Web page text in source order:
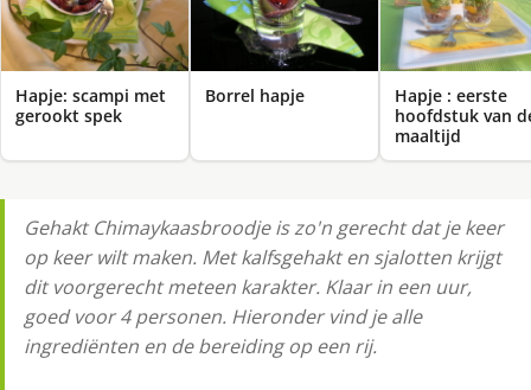
Hapje: scampi met
gerookt spek
Borrel hapje
Hapje : eerste
hoofdstuk van
maaltijd
Gehakt Chimaykaasbroodje is zo'n gerecht dat je keer
op keer wilt maken. Met kalfsgehakt en sjalotten krijgt
dit voorgerecht meteen karakter. Klaar in een uur,
goed voor 4 personen. Hieronder vind je alle
ingrediënten en de bereiding op een rij.